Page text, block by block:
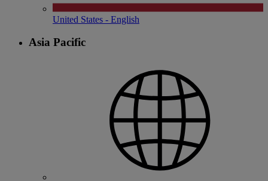
United States - English
Asia Pacific